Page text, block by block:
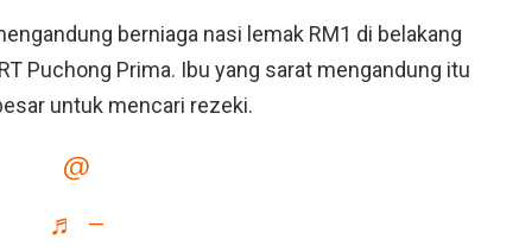
berniaga nasi lemak RM1 di belakang
Puchong Prima. Ibu yang sarat mengandung itu
untuk mencari rezeki.
@
♬ –